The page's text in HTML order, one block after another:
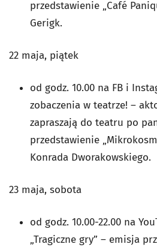
przedstawienie „Café
Gerigk.
22 maja, piątek
od godz. 10.00 na FB i
zobaczenia w teatrze! –
zapraszają do teatru po
przedstawienie
Konrada Dworakowskiego.
23 maja, sobota
od godz. 10.00-22.00 na
„Tragiczne gry” – emisja